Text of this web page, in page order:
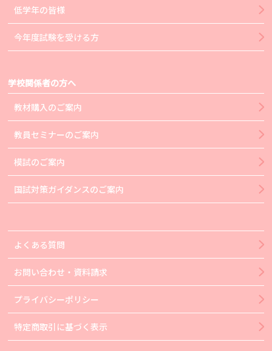
低学年の皆様
今年度試験を受ける方
学校関係者の方へ
教材購入のご案内
教員セミナーのご案内
模試のご案内
国試対策ガイダンスのご案内
よくある質問
お問い合わせ・資料請求
プライバシーポリシー
特定商取引に基づく表示